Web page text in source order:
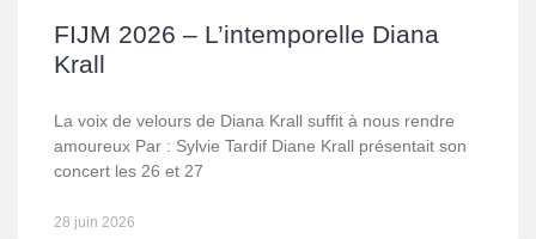
FIJM 2026 – L’intemporelle Diana
Krall
La voix de velours de Diana Krall suffit à nous rendre
amoureux Par : Sylvie Tardif Diane Krall présentait son
concert les 26 et 27
28 juin 2026